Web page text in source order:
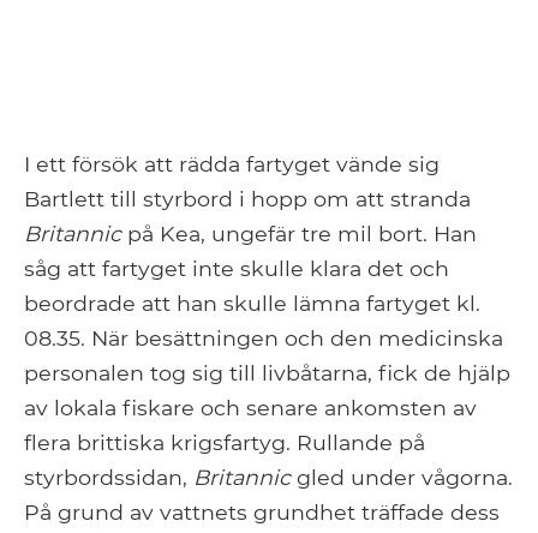
I ett försök att rädda fartyget vände sig
Bartlett till styrbord i hopp om att stranda
Britannicpå Kea, ungefär tre mil bort. Han
såg att fartyget inte skulle klara det och
beordrade att han skulle lämna fartyget kl.
08.35. När besättningen och den medicinska
personalen tog sig till livbåtarna, fick de hjälp
av lokala fiskare och senare ankomsten av
flera brittiska krigsfartyg. Rullande på
styrbordssidan, Britannicgled under vågorna.
På grund av vattnets grundhet träffade dess